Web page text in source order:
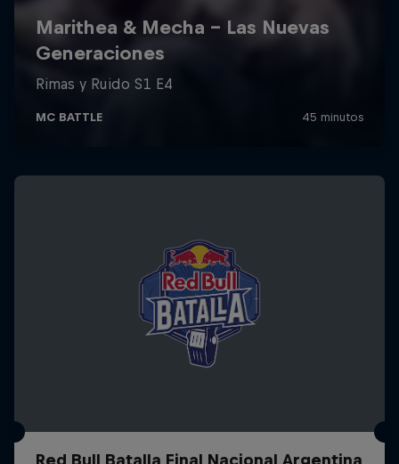
Red Bull Batalla Final Nacional Argentina